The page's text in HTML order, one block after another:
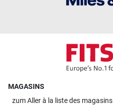
MAGASINS
zumAller à la liste des magasins